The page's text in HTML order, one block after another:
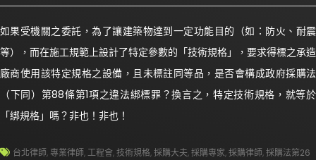
如果受機關之委託，為了讓建築物達到一定功能目的（如：防火、耐震
等），而在施工規範上設計了特定參數的「技術規格」，要求得標之承造
廠商使用該特定規格之設備，且未標註同等品，是否會構成政府採購法
（下同）第88條第1項之違法綁標罪？換言之，特定技術規格，就等於
「綁規格」嗎？非也！非也！
台北律師,專業律師,工程會,技術規格,採購大夫,採購專家,採購律師,採購法第26